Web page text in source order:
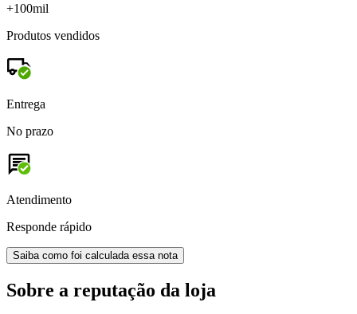
+100mil
Produtos vendidos
Entrega
No prazo
Atendimento
Responde rápido
Saiba como foi calculada essa nota
Sobre a reputação da loja